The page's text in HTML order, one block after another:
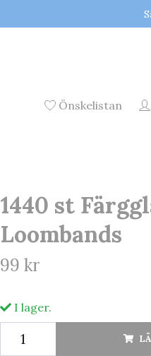
Önskelistan
1440 st
Loombands
99 kr
I lager.